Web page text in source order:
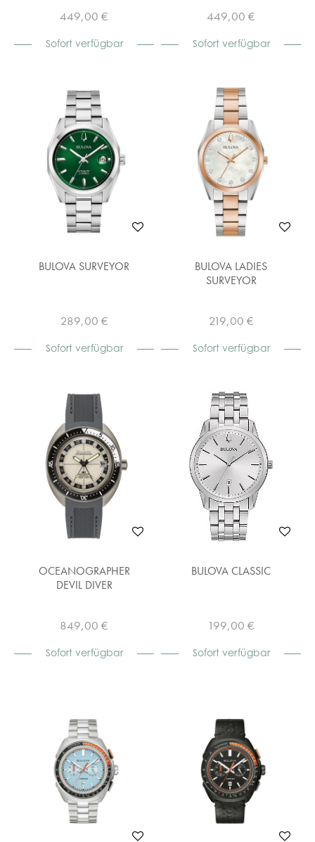
449,00 €
Sofort verfügbar
449,00 €
Sofort verfügbar
BULOVA SURVEYOR
289,00 €
Sofort verfügbar
BULOVA LADIES
SURVEYOR
219,00 €
Sofort verfügbar
OCEANOGRAPHER
DEVIL DIVER
849,00 €
Sofort verfügbar
BULOVA CLASSIC
199,00 €
Sofort verfügbar